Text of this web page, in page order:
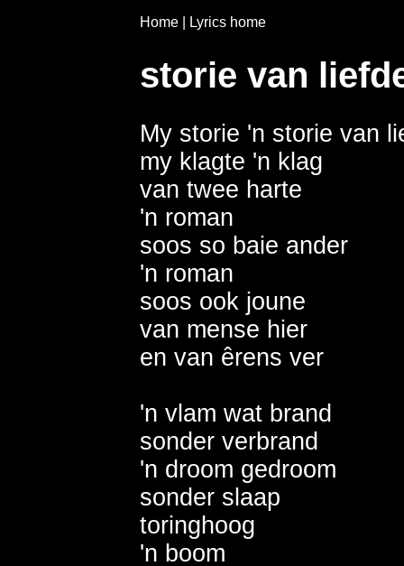
Home Lyrics home
storie van
My storie 'n storie van
my klagte 'n klag
van twee harte
'n roman
soos so baie ander
'n roman
soos ook joune
van mense hier
en van êrens ver
'n vlam wat brand
sonder verbrand
'n droom gedroom
sonder slaap
toringhoog
'n boom